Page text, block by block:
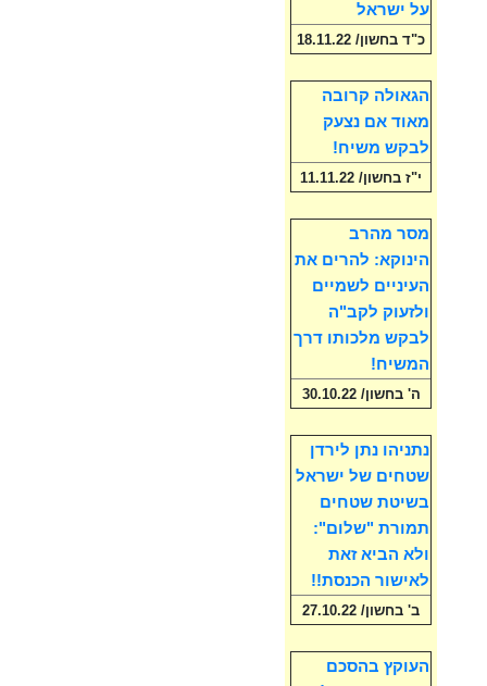
על ישראל
כ"ד בחשון/ 18.11.22
הגאולה קרובה
מאוד אם נצעק
לבקש משיח!
י"ז בחשון/ 11.11.22
מסר מהרב
הינוקא: להרים את
העיניים לשמיים
ולזעוק לקב"ה
לבקש מלכותו דרך
המשיח!
ה' בחשון/ 30.10.22
נתניהו נתן לירדן
שטחים של ישראל
בשיטת שטחים
תמורת "שלום":
ולא הביא זאת
לאישור הכנסת!!
ב' בחשון/ 27.10.22
העוקץ בהסכם